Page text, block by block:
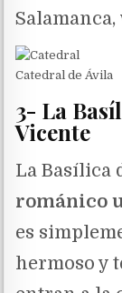
Catedral de Ávila
3- La
Vicente
La Basílica
románico
es
hermoso y